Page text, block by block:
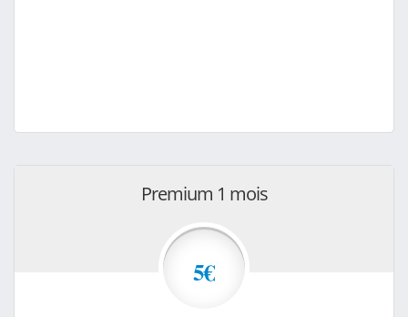
Premium 1 mois
5€